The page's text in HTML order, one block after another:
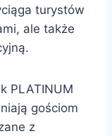
turystów
ale także
PLATINUM
gościom
z